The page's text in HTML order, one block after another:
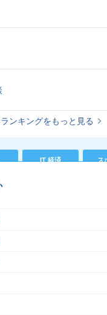
ンキングをもっと見る
IT 経済 ス